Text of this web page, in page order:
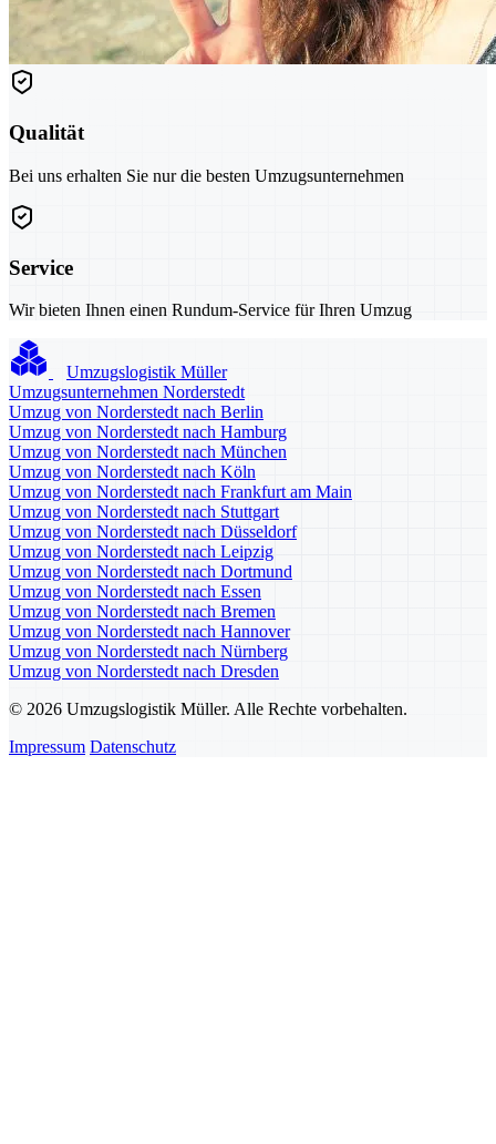
Qualität
Bei uns erhalten Sie nur die besten Umzugsunternehmen
Service
Wir bieten Ihnen einen Rundum-Service für Ihren Umzug
Umzugslogistik Müller
Umzugsunternehmen Norderstedt
Umzug von Norderstedt nach Berlin
Umzug von Norderstedt nach Hamburg
Umzug von Norderstedt nach München
Umzug von Norderstedt nach Köln
Umzug von Norderstedt nach Frankfurt am Main
Umzug von Norderstedt nach Stuttgart
Umzug von Norderstedt nach Düsseldorf
Umzug von Norderstedt nach Leipzig
Umzug von Norderstedt nach Dortmund
Umzug von Norderstedt nach Essen
Umzug von Norderstedt nach Bremen
Umzug von Norderstedt nach Hannover
Umzug von Norderstedt nach Nürnberg
Umzug von Norderstedt nach Dresden
© 2026 Umzugslogistik Müller. Alle Rechte vorbehalten.
Impressum Datenschutz